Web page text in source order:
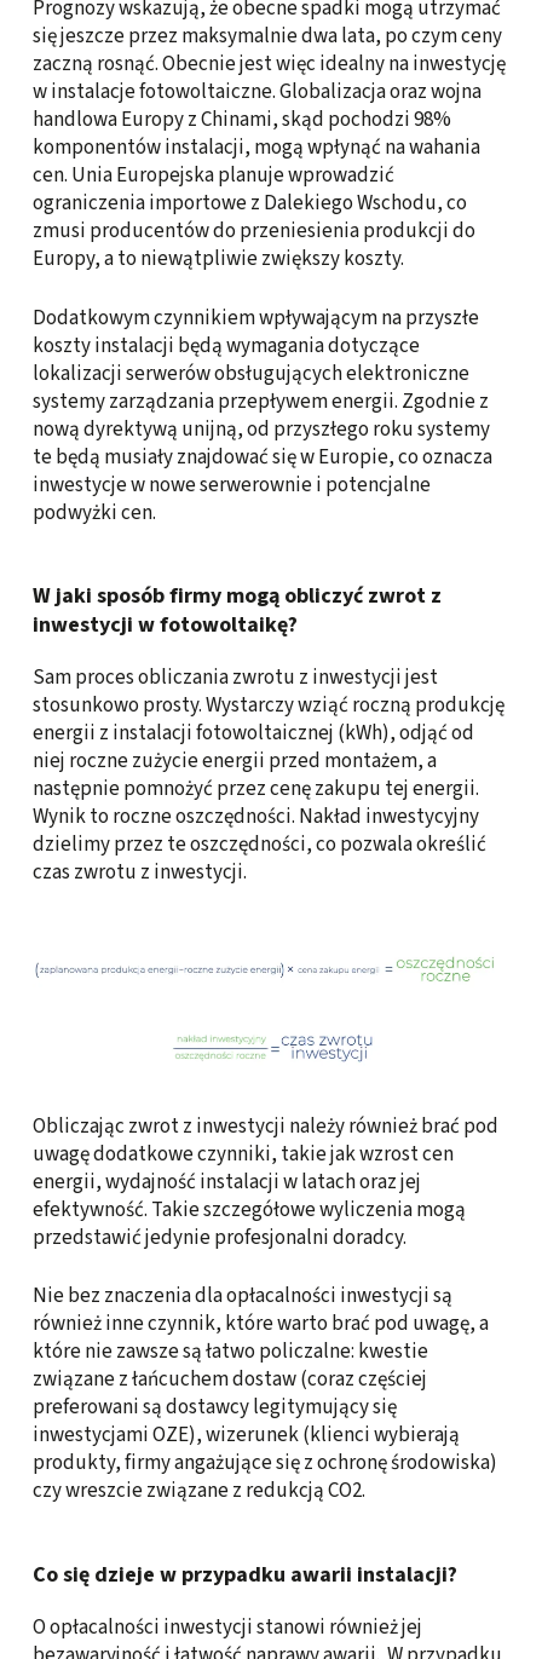
Prognozy wskazują, że obecne spadki mogą utrzymać
się jeszcze przez maksymalnie dwa lata, po czym ceny
zaczną rosnąć. Obecnie jest więc idealny na inwestycję
w instalacje fotowoltaiczne. Globalizacja oraz wojna
handlowa Europy z Chinami, skąd pochodzi 98%
komponentów instalacji, mogą wpłynąć na wahania
cen. Unia Europejska planuje wprowadzić
ograniczenia importowe z Dalekiego Wschodu, co
zmusi producentów do przeniesienia produkcji do
Europy, a to niewątpliwie zwiększy koszty.
Dodatkowym czynnikiem wpływającym na przyszłe
koszty instalacji będą wymagania dotyczące
lokalizacji serwerów obsługujących elektroniczne
systemy zarządzania przepływem energii. Zgodnie z
nową dyrektywą unijną, od przyszłego roku systemy
te będą musiały znajdować się w Europie, co oznacza
inwestycje w nowe serwerownie i potencjalne
podwyżki cen.
W jaki sposób firmy mogą obliczyć zwrot z
inwestycji w fotowoltaikę?
Sam proces obliczania zwrotu z inwestycji jest
stosunkowo prosty. Wystarczy wziąć roczną produkcję
energii z instalacji fotowoltaicznej (kWh), odjąć od
niej roczne zużycie energii przed montażem, a
następnie pomnożyć przez cenę zakupu tej energii.
Wynik to roczne oszczędności. Nakład inwestycyjny
dzielimy przez te oszczędności, co pozwala określić
czas zwrotu z inwestycji.
Obliczając zwrot z inwestycji należy również brać pod
uwagę dodatkowe czynniki, takie jak wzrost cen
energii, wydajność instalacji w latach oraz jej
efektywność. Takie szczegółowe wyliczenia mogą
przedstawić jedynie profesjonalni doradcy.
Nie bez znaczenia dla opłacalności inwestycji są
również inne czynnik, które warto brać pod uwagę, a
które nie zawsze są łatwo policzalne: kwestie
związane z łańcuchem dostaw (coraz częściej
preferowani są dostawcy legitymujący się
inwestycjami OZE), wizerunek (klienci wybierają
produkty, firmy angażujące się z ochronę środowiska)
czy wreszcie związane z redukcją CO2.
Co się dzieje w przypadku awarii instalacji?
O opłacalności inwestycji stanowi również jej